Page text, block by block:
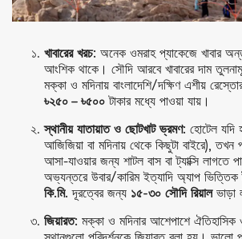
খাবারের খরচ: অনেক ওমরাহ প্যাকেজে খাবার
আংশিক থাকে। সৌদি আরবে খাবারের দাম
মক্কা ও মদিনায় বাংলাদেশি/দক্ষিণ এশীয়
৳২৫০ – ৳৫০০ টাকার মধ্যে পাওয়া যায়।
স্থানীয় যাতায়াত ও ছোটখাট ভ্রমণ: হোটেল যদি
আজিজিয়া বা মদিনায় থেকে কিছুটা বাইরে), তখন
আসা-যাওয়ার জন্য শাটল বাস বা ট্যাক্সি লাগতে
অভ্যন্তরে উবার/কারিম ইত্যাদি অ্যাপ ভিত্তিক
কি.মি. দূরত্বের জন্য ১৫-৩০ সৌদি রিয়ালভাড়া
জিয়ারত: মক্কা ও মদিনার আশেপাশে ঐতিহাসিক